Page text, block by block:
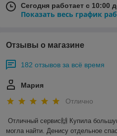
Сегодня работает с 10:00
Показать весь график
Отзывы о магазине
182 отзывов за всё время
Мария
Отлично
Отличный сервис🙌 Купила
могла найти. Денису отдельное